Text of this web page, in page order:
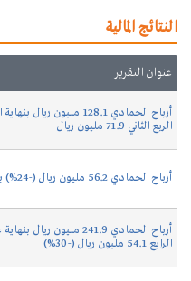
النتائج المالية
عنوان التقرير
الربع الثاني 71.9 مليون ريال
أرباح الحمادي 56.2 مليون ريال (-24%) بنهاية الربع الأول 2026
الرابع 54.1 مليون ريال (-30%)